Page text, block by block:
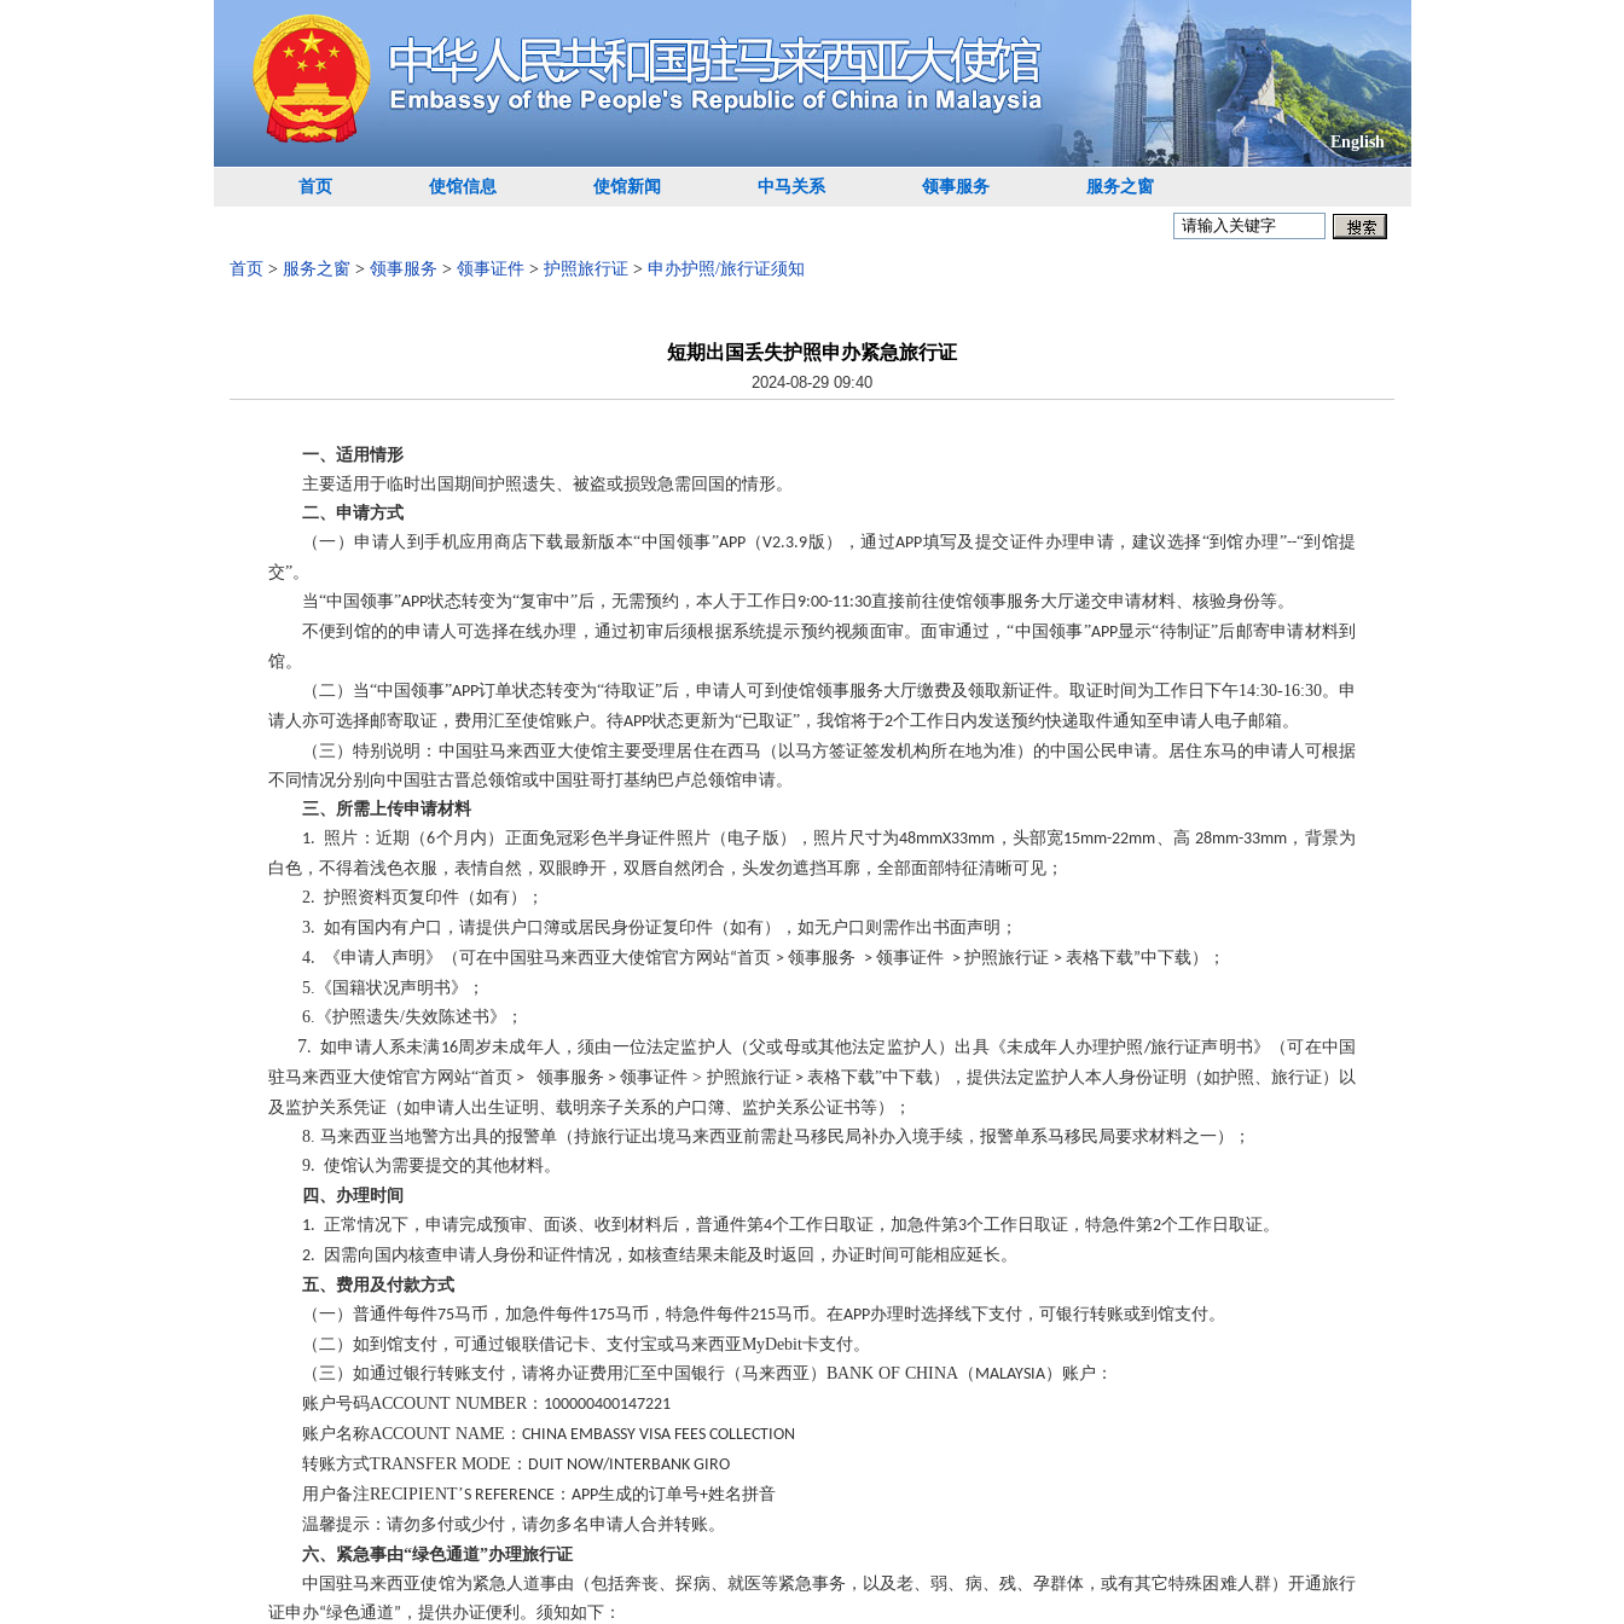
English
首页 使馆信息 使馆新闻 中马关系 领事服务 服务之窗
首页 > 服务之窗 > 领事服务 > 领事证件 > 护照旅行证 > 申办护照/旅行证须知
短期出国丢失护照申办紧急旅行证
2024-08-29 09:40
一、适用情形
主要适用于临时出国期间护照遗失、被盗或损毁急需回国 的情形。
二、申请方式
（一）申请人到手机应用商店下载最新版本“中国领事”APP（V2.3.9版），通过APP填写及提交证件办理申请，建议选择“到馆办理”--“到馆提
交”。
当“中国领事”APP状态转变为“复审中”后，无需预约，本人于工作日 9:00-11:30直接前往使馆领事服务大厅递交申请材料、核验身份等。
不便到馆的的申请人可选择在线办理 ，通过初审后须根据系统提示预约视频面审。面审通过，“中国领事”APP显示“待制证”后邮寄申请材料到
馆。
（二）当“中国领事”APP订单状态转变为“待取证”后，申请人可到使馆领事服务大厅缴费及领取 新证件。取证时间为工作日下午14:30-16:30。申
请人亦可选择邮寄取证，费用汇至使馆账户。待APP状态更新为“已取证”，我馆将于2个工作日内发送预约快递取件通知至申请人电子邮箱。
（三 ）特别说明：中国驻马来西亚大使馆主要受理居住在西马（以马方签证签发机构所在地为准）的中国公民申请。居住东马的申请人可根据
不同情况分别向中国驻古晋总领馆或中国驻哥打基纳巴卢总领馆申请。
三、所需上传申请材料
1. 照片：近期（6个月内）正面免冠彩色半身证件照片（电子版），照片尺寸为48mmX33mm ，头部宽15mm-22mm、高28mm-33mm ，背景为
白色，不得着浅色衣服，表情自然，双眼睁开，双唇自然闭合，头发勿遮挡耳廓，全部面部特征清晰可见；
2. 护照资料页复印件（如有）；
3. 如有国内有户口，请提供户口簿或居民身份证复印件（如有），如无户口则需作出书面声明；
4. 《申请人声明》（可在中国驻马来西亚大使馆官方网站“首页 > 领事服务 > 领事证件 > 护照旅行证 > 表格下载”中下载）；
5.《国籍状况声明书》；
6.《护照遗失/失效陈述书》；
7. 如申请人系未满16周岁未成年人，须由一位法定监护人（父或母或其他法定监护人）出具《未成年人办理护照/旅行证声明书》（可在中国
驻马来西亚大使馆官方网站“首页 > 领事服务 > 领事证件 > 护照旅行证 > 表格下载”中下载），提供法定监护人本人身份证明（如护照、旅行证）以
及监护关系凭证（如申请人出生证明、载明亲子关系的户口簿、监护关系公证书等）；
8. 马来西亚当地警方出具的报警单（持旅行证出境马来西亚前需赴马移民局补办入境手续，报警单系马移民局要求材料之一）；
9. 使馆认为需要提交的其他材料。
四、办理时间
1. 正常情况下，申请完成预审、面谈、收到材料后，普通件第4个工作日取证，加急件第3个工作日取证，特急件第2个工作日取证。
2.
因需向国内核查申请人身份和证件情况，如核查结果未能及时返回，办证时间可能相应延长。
五、费用及付款方式
（一）普通件每件75马币，加急件每件175马币，特急件每件215马币。在APP办理时选择线下支付 ，可银行转账或到馆支付。
（二）如到馆支付，可通过银联借记卡、支付宝或马来西亚MyDebit卡支付。
（三）如通过银行转账支付，请将办证费用汇至中国银行（马来西亚） BANK OF CHINA （ MALAYSIA）账户：
账户号码ACCOUNT NUMBER： 100000400147221
账户名称ACCOUNT NAME ： CHINA EMBASSY VISA FEES COLLECTION
转账方式TRANSFER MODE ： DUIT NOW/INTERBANK GIRO
用户备注RECIPIENT’S REFERENCE ： APP生成的订单号+姓名拼音
温馨提示：请勿多付或少付，请勿多名申请人合并转账。
六、紧急事由“绿色通道”办理旅行证
中国驻马来西亚使馆为紧急人道事由（包括奔丧、探病、就医等紧急事务，以及老、弱、病、残、孕群体，或有其它特殊困难人群）开通旅行
证申办“绿色通道” ，提供办证便利。须知如下：